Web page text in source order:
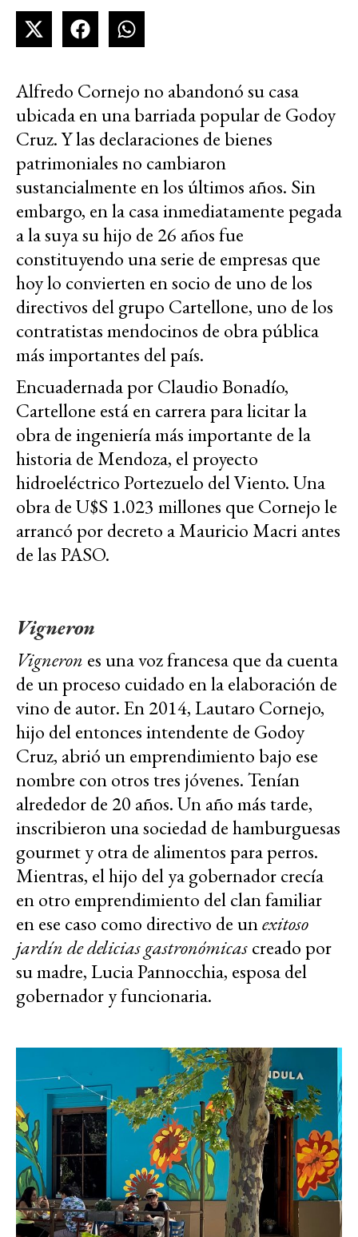
Alfredo Cornejo no abandonó su casa
ubicada en una barriada popular de Godoy
Cruz. Y las declaraciones de bienes
patrimoniales no cambiaron
sustancialmente en los últimos años. Sin
embargo, en la casa inmediatamente pegada
a la suya su hijo de 26 años fue
constituyendo una serie de empresas que
hoy lo convierten en socio de uno de los
directivos del grupo Cartellone, uno de los
contratistas mendocinos de obra pública
más importantes del país.
Encuadernada por Claudio Bonadío,
Cartellone está en carrera para licitar la
obra de ingeniería más importante de la
historia de Mendoza, el proyecto
hidroeléctrico Portezuelo del Viento. Una
obra de U$S 1.023 millones que Cornejo le
arrancó por decreto a Mauricio Macri antes
de las PASO.
Vigneron
Vigneron es una voz francesa que da cuenta
de un proceso cuidado en la elaboración de
vino de autor. En 2014, Lautaro Cornejo,
hijo del entonces intendente de Godoy
Cruz, abrió un emprendimiento bajo ese
nombre con otros tres jóvenes. Tenían
alrededor de 20 años. Un año más tarde,
inscribieron una sociedad de hamburguesas
gourmet y otra de alimentos para perros.
Mientras, el hijo del ya gobernador crecía
en otro emprendimiento del clan familiar
en ese caso como directivo de unexitoso
jardín de delicias gastronómicascreado por
su madre, Lucia Pannocchia, esposa del
gobernador y funcionaria.